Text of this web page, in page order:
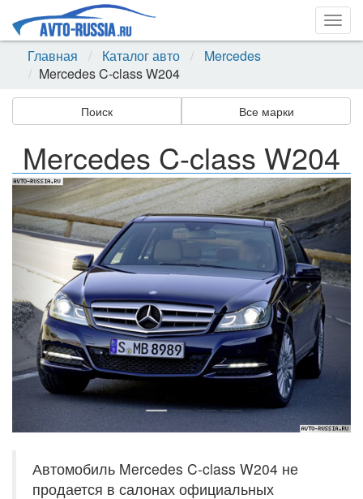
Главная
Каталог авто
Mercedes
Mercedes C-class W204
Поиск Все марки
Mercedes C-class W204
Назад
Автомобиль Mercedes C-class W204 не
продается в салонах официальных